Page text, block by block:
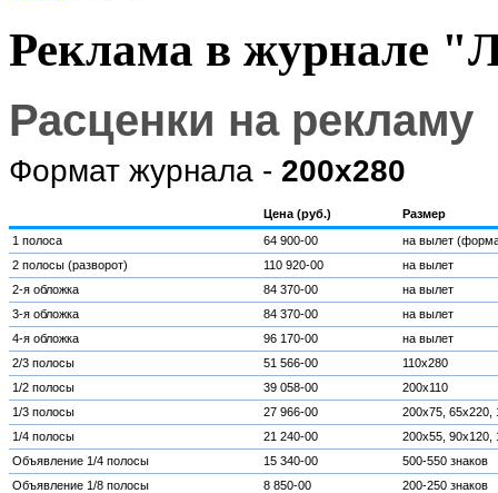
Реклама в журнале
Расценки на рекламу
Формат журнала - 200х280
Цена (руб.)
Размер
1 полоса
64 900-00
на вылет
2 полосы (разворот)
110 920-00
на вылет
2-я обложка
84 370-00
на вылет
3-я обложка
84 370-00
на вылет
4-я обложка
96 170-00
на вылет
2/3 полосы
51 566-00
110x280
1/2 полосы
39 058-00
200х110
1/3 полосы
27 966-00
200х75, 65х220,
1/4 полосы
21 240-00
200х55, 90х120,
Объявление 1/4 полосы
15 340-00
500-550 знаков
Объявление 1/8 полосы
8 850-00 200-250 знаков